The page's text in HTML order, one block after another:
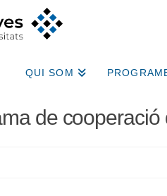
QUI SOM
de cooperació